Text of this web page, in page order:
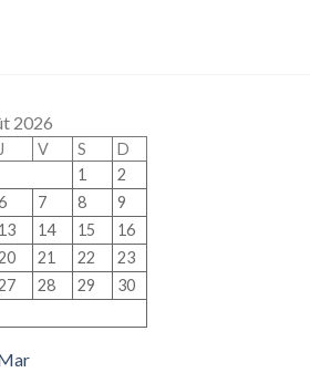
2026
J V S
D
1
2
7 8
9
13 14 15
16
21 22
23
28 29
30